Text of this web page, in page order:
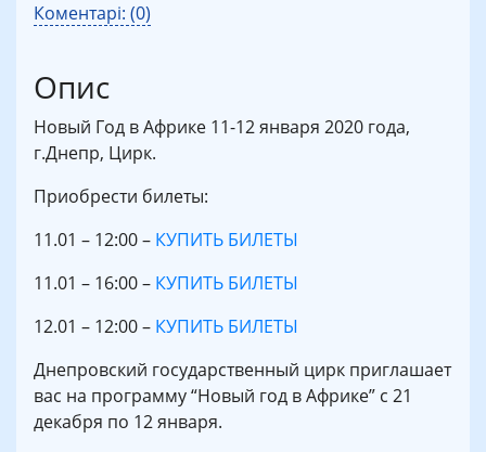
Коментарі: (0)
Опис
Новый Год в Африке 11-12 января 2020 года,
г.Днепр, Цирк.
Приобрести билеты:
11.01 – 12:00 – КУПИТЬ БИЛЕТЫ
11.01 – 16:00 – КУПИТЬ БИЛЕТЫ
12.01 – 12:00 – КУПИТЬ БИЛЕТЫ
Днепровский государственный цирк приглашает
вас на программу “Новый год в Африке” с 21
декабря по 12 января.